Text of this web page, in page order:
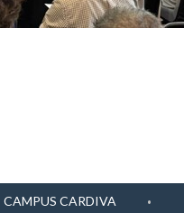
CAMPUS CARDIVA